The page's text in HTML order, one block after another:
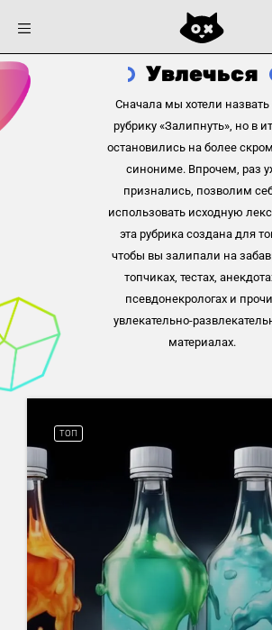
Увлечься
Сначала мы хотели назвать
рубрику «Залипнуть», но в
остановились на более
синониме. Впрочем, раз
признались, позволим
использовать исходную
эта рубрика создана для
чтобы вы залипали на
топчиках, тестах,
псевдонекрологах и
увлекательно-
материалах.
ТОП